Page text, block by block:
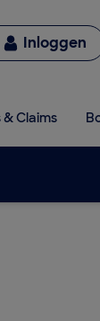
Inloggen
Claims